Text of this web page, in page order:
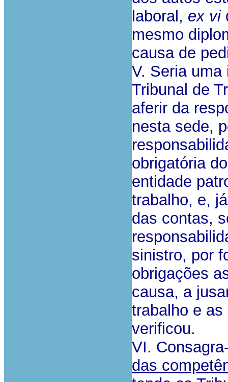
laboral, ex vi
mesmo
causa de
V. Seria uma
Tribunal de
aferir da
nesta sede,
obrigatória
entidade
trabalho, e,
das contas,
sinistro, por
obrigações
causa, a
trabalho e
verificou.
VI.
das